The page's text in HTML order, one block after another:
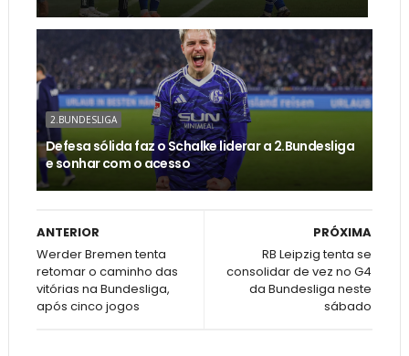
2.BUNDESLIGA
Defesa sólida faz o Schalke liderar a 2.Bundesliga
e sonhar com o acesso
PRÓXIMA
RB Leipzig tenta se
consolidar de vez no G4
da Bundesliga neste
sábado
ANTERIOR
Werder Bremen tenta
retomar o caminho das
vitórias na Bundesliga,
após cinco jogos